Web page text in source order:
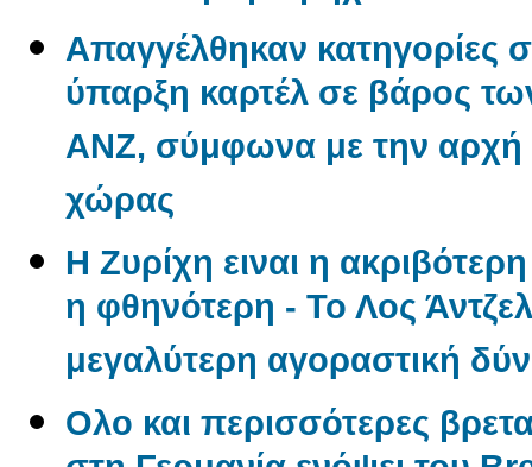
Απαγγέλθηκαν κατηγορίες
ύπαρξη καρτέλ σε βάρος
ANZ, σύμφωνα με την αρχή
χώρας
Η Ζυρίχη ειναι η
η φθηνότερη - Το Λος
μεγαλύτερη αγοραστική
Ολο και περισσότερες